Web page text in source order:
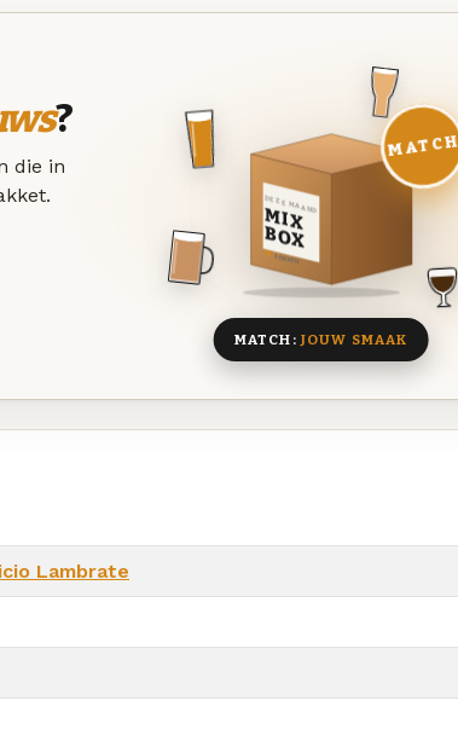
?
die in
DEZE MAAND
MIX
BOX
8 BIEREN
MATCH
MATCH: JOUW SMAAK
Lambrate